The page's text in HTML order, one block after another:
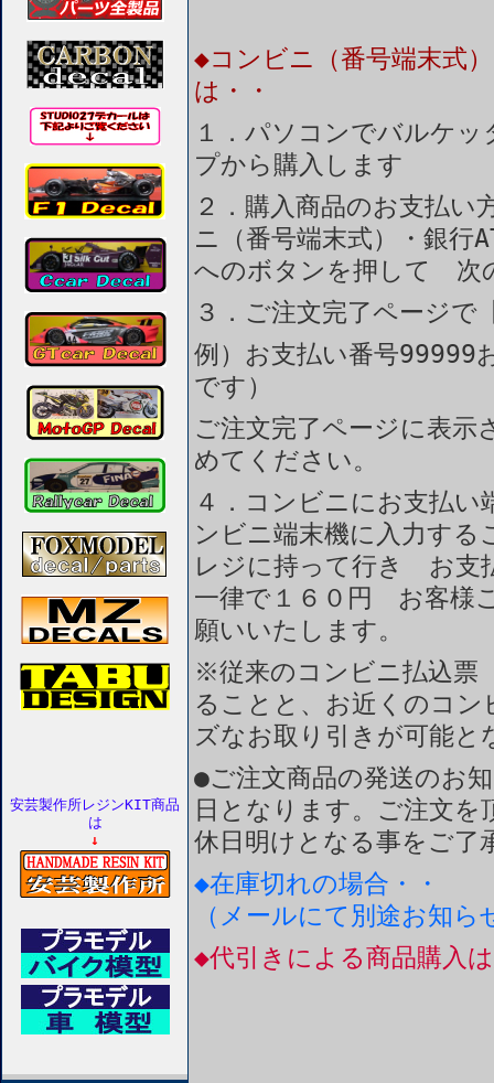
安芸製作所レジンKIT商品
は
↓
◆コンビニ（番号端末式
は・・
１．パソコンでバルケッ
プから購入します
２．購入商品のお支払
ニ（番号端末式）・銀
へのボタンを押して 次
３．ご注文完了ページで
例）お支払い番号
です）
ご注文完了ページに表
めてください。
４．コンビニにお支払
ンビニ端末機に入力す
レジに持って行き お支
一律で１６０円 お客様
願いいたします。
※従来のコンビニ払込票
ることと、お近くのコ
ズなお取り引きが可能
●ご注文商品の発送のお
日となります。ご注文を
休日明けとなる事をご了
◆在庫切れの場合・・
（メールにて別途お知
◆代引きによる商品購入